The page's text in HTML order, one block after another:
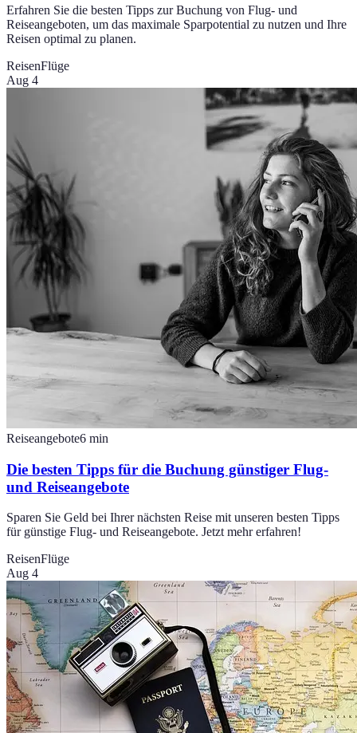
Erfahren Sie die besten Tipps zur Buchung von Flug- und
Reiseangeboten, um das maximale Sparpotential zu nutzen und Ihre
Reisen optimal zu planen.
ReisenFlüge
Aug 4
Reiseangebote6 min
Die besten Tipps für die Buchung günstiger Flug-
und Reiseangebote
Sparen Sie Geld bei Ihrer nächsten Reise mit unseren besten Tipps
für günstige Flug- und Reiseangebote. Jetzt mehr erfahren!
ReisenFlüge
Aug 4